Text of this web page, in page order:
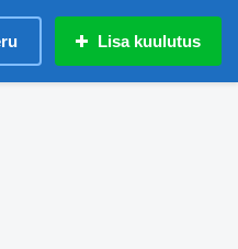
Lisa kuulutus